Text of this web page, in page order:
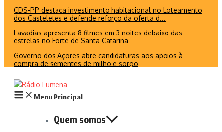
CDS-PP destaca investimento habitacional no Loteamento
dos Casteletes e defende reforço da oferta d...
Lavadias apresenta 8 filmes em 3 noites debaixo das
estrelas no Forte de Santa Catarina
Governo dos Açores abre candidaturas aos apoios à
compra de sementes de milho e sorgo
Menu Principal
Quem somos